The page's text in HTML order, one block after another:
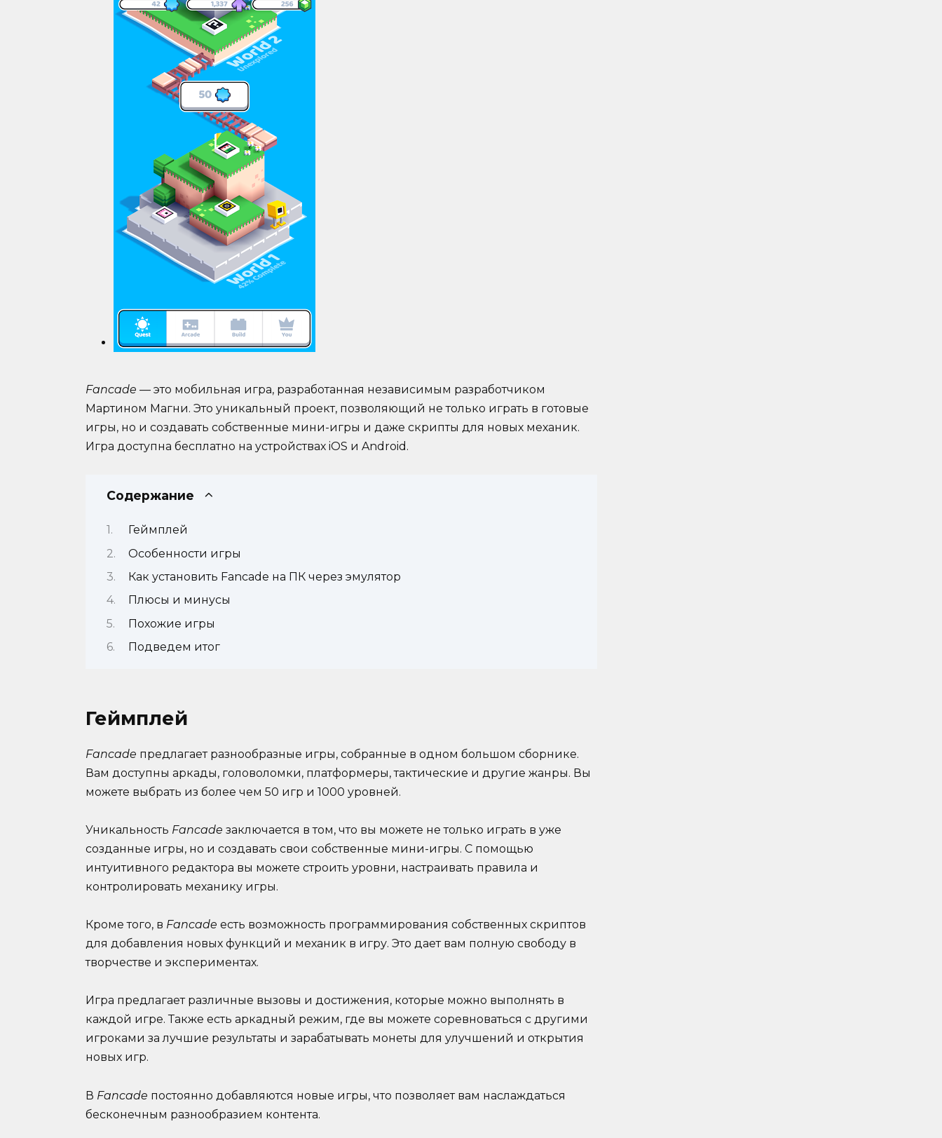
Fancade — это мобильная игра, разработанная независимым разработчиком
Мартином Магни. Это уникальный проект, позволяющий не только играть в готовые
игры, но и создавать собственные мини-игры и даже скрипты для новых механик.
Игра доступна бесплатно на устройствах iOS и Android.
Содержание
Геймплей
Особенности игры
Как установить Fancade на ПК через эмулятор
Плюсы и минусы
Похожие игры
Подведем итог
Геймплей
Fancade предлагает разнообразные игры, собранные в одном большом сборнике.
Вам доступны аркады, головоломки, платформеры, тактические и другие жанры. Вы
можете выбрать из более чем 50 игр и 1000 уровней.
Уникальность Fancade заключается в том, что вы можете не только играть в уже
созданные игры, но и создавать свои собственные мини-игры. С помощью
интуитивного редактора вы можете строить уровни, настраивать правила и
контролировать механику игры.
Кроме того, в Fancade есть возможность программирования собственных скриптов
для добавления новых функций и механик в игру. Это дает вам полную свободу в
творчестве и экспериментах.
Игра предлагает различные вызовы и достижения, которые можно выполнять в
каждой игре. Также есть аркадный режим, где вы можете соревноваться с другими
игроками за лучшие результаты и зарабатывать монеты для улучшений и открытия
новых игр.
В Fancade постоянно добавляются новые игры, что позволяет вам наслаждаться
бесконечным разнообразием контента.